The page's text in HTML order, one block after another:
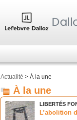
Actualité > À la une
À la une
LIBERTÉS
L’abolition